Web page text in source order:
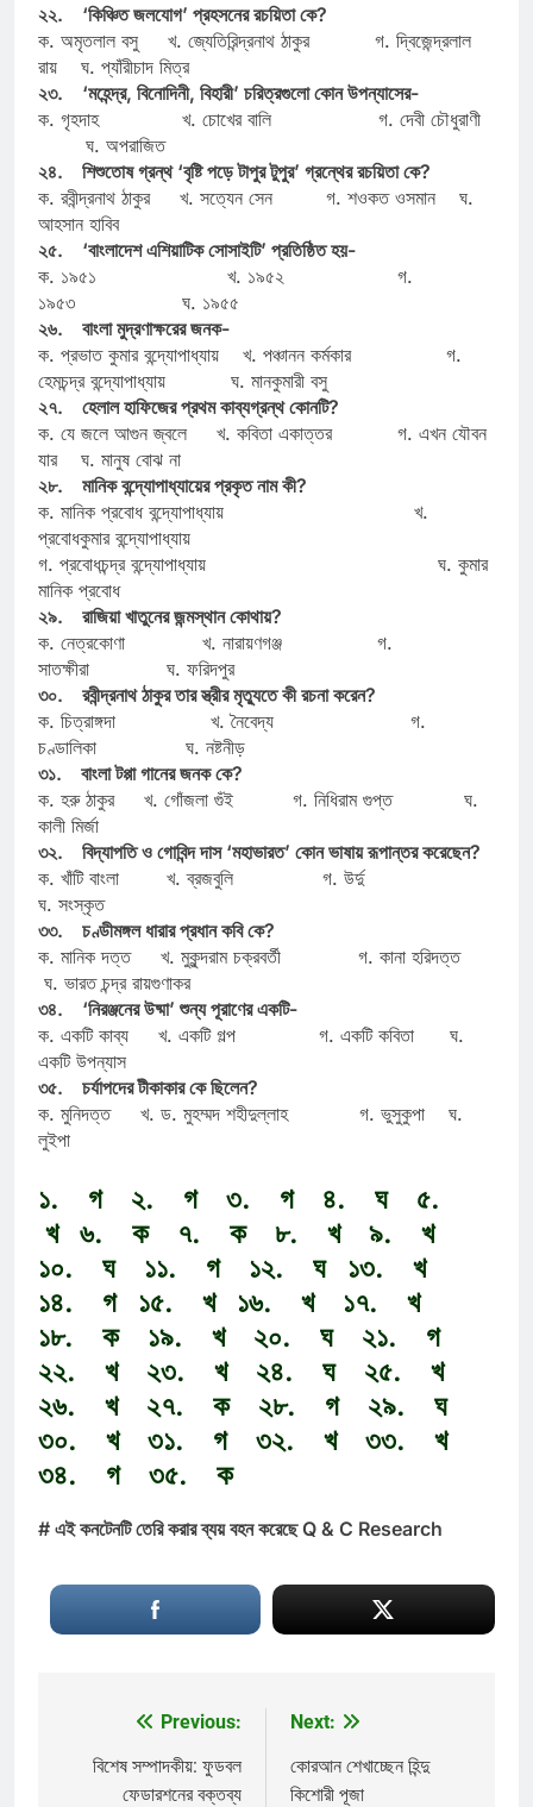
২২. ‘কিঞ্চিত জলযোগ’ প্রহসনের রচয়িতা কে?
ক. অমৃতলাল বসু খ. জ্যেতিরিন্দ্রনাথ ঠাকুর গ. দ্বিজেন্দ্রলাল
রায় ঘ. প্যাঁরীচাদ মিত্র
২৩. ‘মহেন্দ্র, বিনোদিনী, বিহারী’ চরিত্রগুলো কোন উপন্যাসের-
ক. গৃহদাহ খ. চোখের বালি গ. দেবী চৌধুরাণী
ঘ. অপরাজিত
২৪. শিশুতোষ গ্রন্থ ‘বৃষ্টি পড়ে টাপুর টুপুর’ গ্রন্থের রচয়িতা কে?
ক. রবীন্দ্রনাথ ঠাকুর খ. সত্যেন সেন গ. শওকত ওসমান ঘ.
আহসান হাবিব
২৫. ‘বাংলাদেশ এশিয়াটিক সোসাইটি’ প্রতিষ্ঠিত হয়-
ক. ১৯৫১ খ. ১৯৫২ গ.
১৯৫৩ ঘ. ১৯৫৫
২৬. বাংলা মুদ্রণাক্ষরের জনক-
ক. প্রভাত কুমার বন্দ্যোপাধ্যায় খ. পঞ্চানন কর্মকার গ.
হেমচন্দ্র বন্দ্যোপাধ্যায় ঘ. মানকুমারী বসু
২৭. হেলাল হাফিজের প্রথম কাব্যগ্রন্থ কোনটি?
ক. যে জলে আগুন জ্বলে খ. কবিতা একাত্তর গ. এখন যৌবন
যার ঘ. মানুষ বোঝ না
২৮. মানিক বন্দ্যোপাধ্যায়ের প্রকৃত নাম কী?
ক. মানিক প্রবোধ বন্দ্যোপাধ্যায় খ.
প্রবোধকুমার বন্দ্যোপাধ্যায়
গ. প্রবোধচন্দ্র বন্দ্যোপাধ্যায় ঘ. কুমার
মানিক প্রবোধ
২৯. রাজিয়া খাতুনের জন্মস্থান কোথায়?
ক. নেত্রকোণা খ. নারায়ণগঞ্জ গ.
সাতক্ষীরা ঘ. ফরিদপুর
৩০. রবীন্দ্রনাথ ঠাকুর তার স্ত্রীর মৃত্যুতে কী রচনা করেন?
ক. চিত্রাঙ্গদা খ. নৈবেদ্য গ.
চণ্ডালিকা ঘ. নষ্টনীড়
৩১. বাংলা টপ্পা গানের জনক কে?
ক. হরু ঠাকুর খ. গোঁজলা গুঁই গ. নিধিরাম গুপ্ত ঘ.
কালী মির্জা
৩২. বিদ্যাপতি ও গোবিন্দ দাস ‘মহাভারত’ কোন ভাষায় রূপান্তর করেছেন?
ক. খাঁটি বাংলা খ. ব্রজবুলি গ. উর্দু
ঘ. সংস্কৃত
৩৩. চণ্ডীমঙ্গল ধারার প্রধান কবি কে?
ক. মানিক দত্ত খ. মুকুন্দরাম চক্রবর্তী গ. কানা হরিদত্ত
ঘ. ভারত চন্দ্র রায়গুণাকর
৩৪. ‘নিরঞ্জনের উষ্মা’ শুন্য পূরাণের একটি-
ক. একটি কাব্য খ. একটি গল্প গ. একটি কবিতা ঘ.
একটি উপন্যাস
৩৫. চর্যাপদের টীকাকার কে ছিলেন?
ক. মুনিদত্ত খ. ড. মুহম্মদ শহীদুল্লাহ গ. ভুসুকুপা ঘ.
লুইপা
১. গ ২. গ ৩. গ ৪. ঘ ৫.
খ ৬. ক ৭. ক ৮. খ ৯. খ
১০. ঘ ১১. গ ১২. ঘ ১৩. খ
১৪. গ ১৫. খ ১৬. খ ১৭. খ
১৮. ক ১৯. খ ২০. ঘ ২১. গ
২২. খ ২৩. খ ২৪. ঘ ২৫. খ
২৬. খ ২৭. ক ২৮. গ ২৯. ঘ
৩০. খ ৩১. গ ৩২. খ ৩৩. খ
৩৪. গ ৩৫. ক
# এই কনটেনটি তেরি করার ব্যয় বহন করেছে Q & C Research
navigation
Previous:
বিশেষ সম্পাদকীয়: ফুডবল
ফেডারশনের বক্তব্য
Next:
কোরআন শেখাচ্ছেন হিন্দু
কিশোরী পূজা